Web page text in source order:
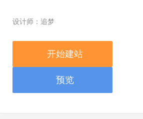
设计师：追梦
开始建站
预览